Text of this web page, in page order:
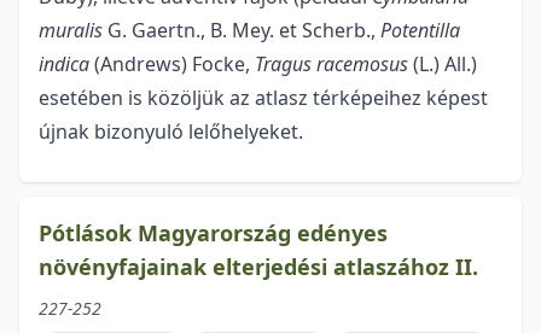
muralis G. Gaertn., B. Mey. et Scherb., Potentilla
indica(Andrews) Focke, Tragus racemosus(L.) All.)
esetében is közöljük az atlasz térképeihez képest
újnak bizonyuló lelőhelyeket.
Pótlások Magyarország edényes
növényfajainak elterjedési atlaszához II.
227-252